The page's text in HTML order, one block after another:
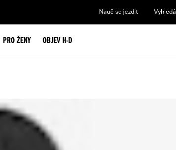
Nauč se jezdit
PRO ŽENY OBJEV H-D